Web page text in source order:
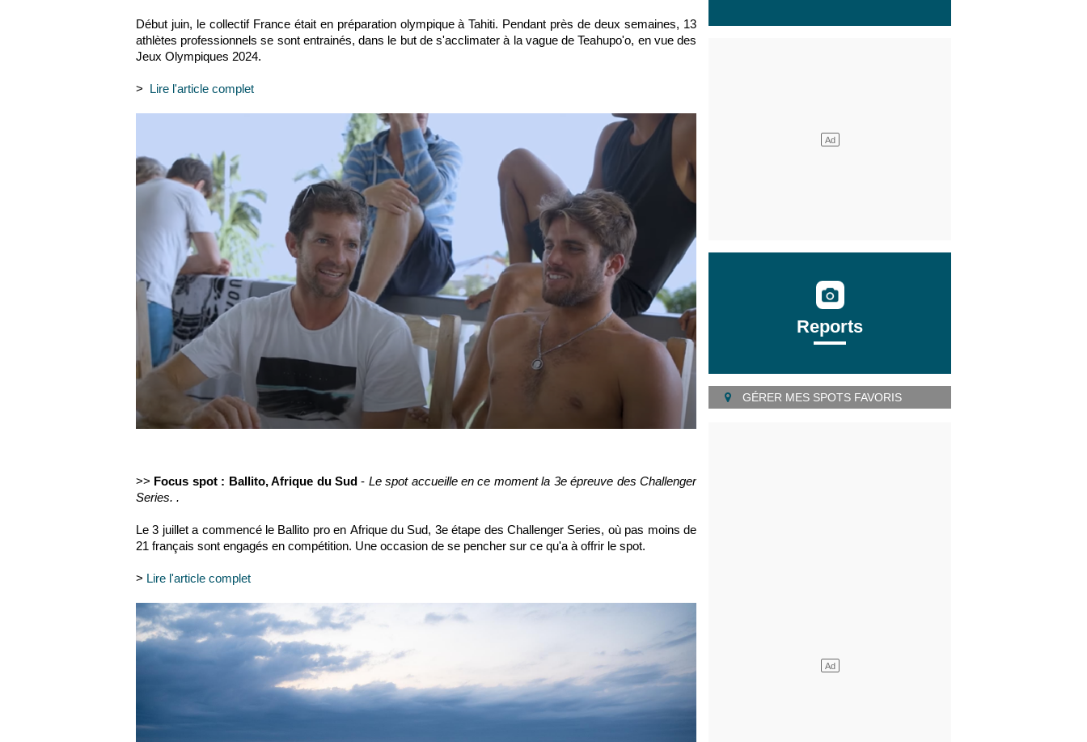
Début juin, le collectif France était en préparation olympique à Tahiti. Pendant près de deux semaines, 13
athlètes professionnels se sont entrainés, dans le but de s'acclimater à la vague de Teahupo'o, en vue des
Jeux Olympiques 2024.
> Lire l'article complet
>> Focus spot : Ballito, Afrique du Sud- Le spot accueille en ce moment la 3e épreuve des Challenger
Series. .
Le3 juilleta commencé le Ballito proen Afrique du Sud, 3e étape des Challenger Series, où pas moins de
21 français sont engagés en compétition. Une occasion de se pencher sur ce qu'a à offrir le spot.
> Lire l'article complet
Reports
GÉRER MES SPOTS FAVORIS